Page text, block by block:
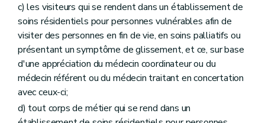
c) les visiteurs qui se rendent dans un établissement de
soins résidentiels pour personnes vulnérables afin de
visiter des personnes en fin de vie, en soins palliatifs ou
présentant un symptôme de glissement, et ce, sur base
d'une appréciation du médecin coordinateur ou du
médecin référent ou du médecin traitant en concertation
avec ceux-ci;
d) tout corps de métier qui se rend dans un